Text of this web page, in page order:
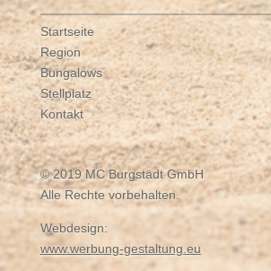
Startseite
Region
Bungalows
Stellplatz
Kontakt
© 2019 MC Burgstädt GmbH
Alle Rechte vorbehalten.
Webdesign:
www.werbung-gestaltung.eu